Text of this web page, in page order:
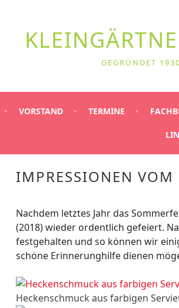
GEGRÜNDET
VORSTAND TERMINE
IMPRESSIONEN
Nachdem letztes Jahr das
(2018) wieder ordentlich gefeiert.
festgehalten und so können wir
schöne Erinnerunghilfe dienen
Heckenschmuck aus farbigen